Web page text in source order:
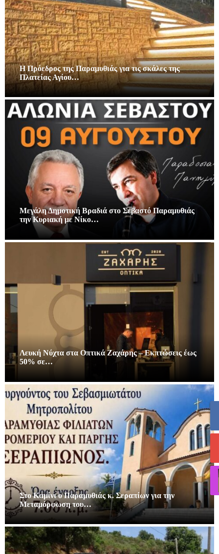
Η Πρόεδρος της Παραμυθιάς για τις σκάλες της
Πλατείας Αγίου…
Μεγάλη Δημοτική Βραδιά στο Σεβαστό Παραμυθιάς
την Κυριακή με Νίκο…
Λευκή Νύχτα στα Οπτικά Ζαχάρης – Εκπτώσεις έως
50% σε…
Στο Καμίνι ο Παραμυθιάς κ. Σεραπίων για την
Μεταμόρφωση του…